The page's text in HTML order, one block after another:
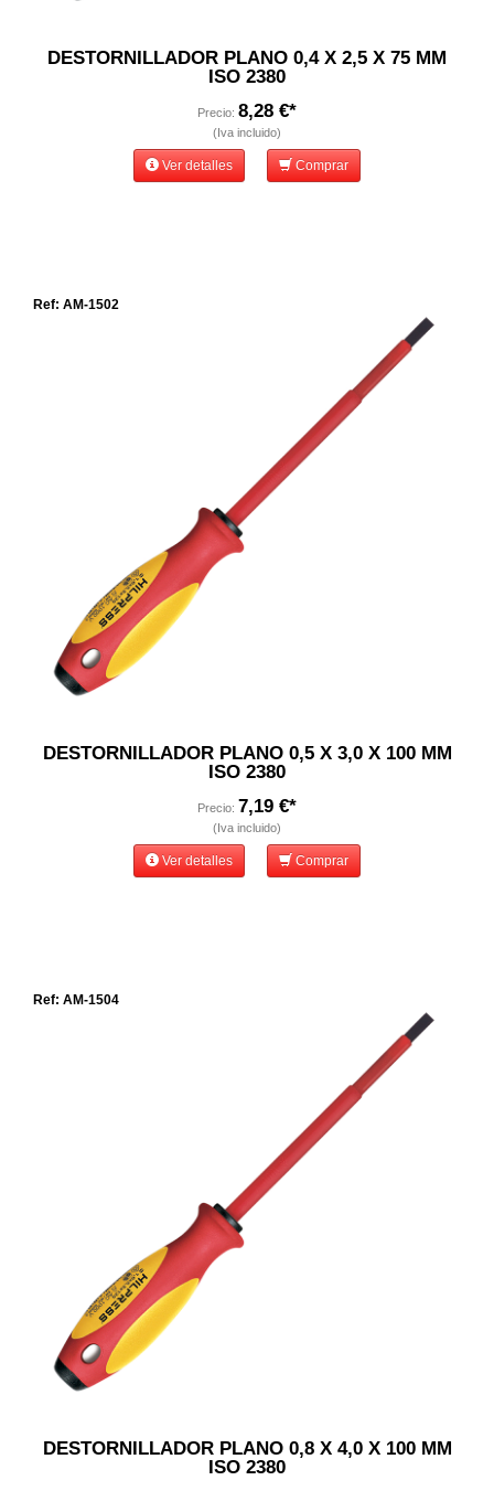
DESTORNILLADOR PLANO 0,4 X 2,5 X 75 MM
ISO 2380
Precio: 8,28 €*
(Iva incluido)
Ver detalles Comprar
Ref: AM-1502
DESTORNILLADOR PLANO 0,5 X 3,0 X 100 MM
ISO 2380
Precio: 7,19 €*
(Iva incluido)
Ver detalles Comprar
Ref: AM-1504
DESTORNILLADOR PLANO 0,8 X 4,0 X 100 MM
ISO 2380